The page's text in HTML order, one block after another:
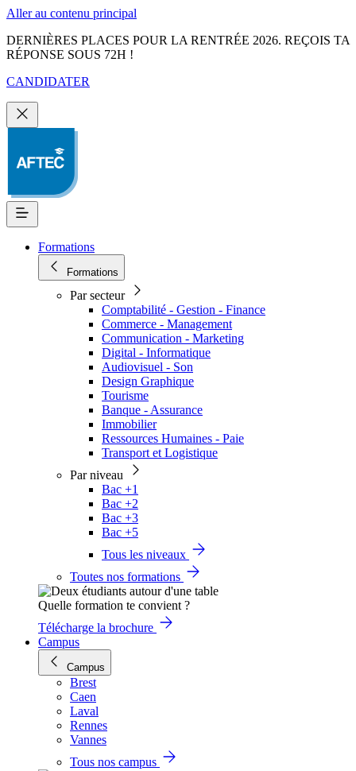
Aller au contenu principal
DERNIÈRES PLACES POUR LA RENTRÉE 2026. REÇOIS TA
RÉPONSE SOUS 72H !
CANDIDATER
Formations
Formations
Par secteur
Comptabilité - Gestion - Finance
Commerce - Management
Communication - Marketing
Digital - Informatique
Audiovisuel - Son
Design Graphique
Tourisme
Banque - Assurance
Immobilier
Ressources Humaines - Paie
Transport et Logistique
Par niveau
Bac +1
Bac +2
Bac +3
Bac +5
Tous les niveaux
Toutes nos formations
Quelle formation te convient ?
Télécharge la brochure
Campus
Campus
Brest
Caen
Laval
Rennes
Vannes
Tous nos campus